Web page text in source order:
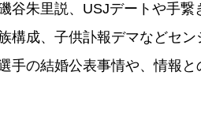
谷朱里説、USJデートや手
構成、子供訃報デマなどセ
手の結婚公表事情や、情報